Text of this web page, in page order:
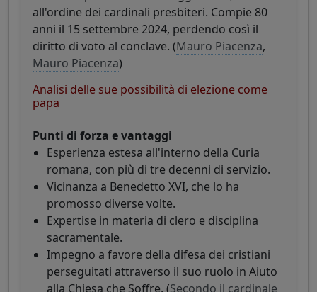
all'ordine dei cardinali presbiteri. Compie 80
anni il 15 settembre 2024, perdendo così il
diritto di voto al conclave. (Mauro Piacenza,
Mauro Piacenza)
Analisi delle sue possibilità di elezione come
papa
Punti di forza e vantaggi
Esperienza estesa all'interno della Curia
romana, con più di tre decenni di servizio.
Vicinanza a Benedetto XVI, che lo ha
promosso diverse volte.
Expertise in materia di clero e disciplina
sacramentale.
Impegno a favore della difesa dei cristiani
perseguitati attraverso il suo ruolo in Aiuto
alla Chiesa che Soffre. (Secondo il cardinale